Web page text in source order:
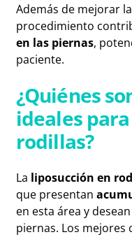
Además de mejorar
procedimiento
en las piernas,
paciente.
¿Quiénes
ideales
rodillas?
La liposucción en
que presentan
en esta área y
piernas. Los mejores